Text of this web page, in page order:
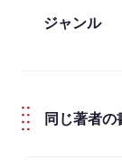
ジャンル
同じ著者の